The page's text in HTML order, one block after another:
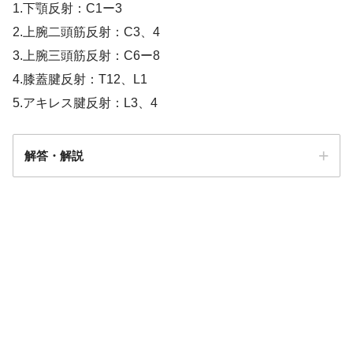
1.下顎反射：C1ー3
2.上腕二頭筋反射：C3、4
3.上腕三頭筋反射：C6ー8
4.膝蓋腱反射：T12、L1
5.アキレス腱反射：L3、4
解答・解説